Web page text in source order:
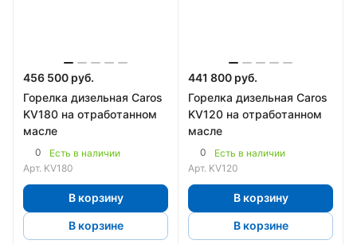
456 500 руб.
Горелка дизельная Caros
KV180 на отработанном
масле
0
Есть в наличии
Арт. KV180
В корзину
В корзине
441 800 руб.
Горелка дизельная Caros
KV120 на отработанном
масле
0
Есть в наличии
Арт. KV120
В корзину
В корзине